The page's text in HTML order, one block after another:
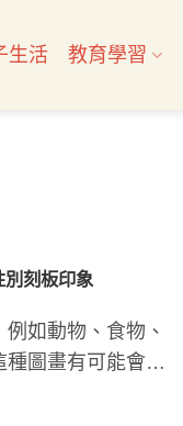
生活 教育學習
刻板印象
如動物、食物、
圖畫有可能會影